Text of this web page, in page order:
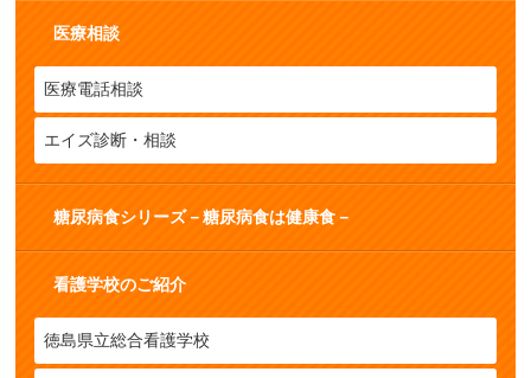
医療相談
医療電話相談
エイズ診断・相談
糖尿病食シリーズ－糖尿病食は健康食－
看護学校のご紹介
徳島県立総合看護学校